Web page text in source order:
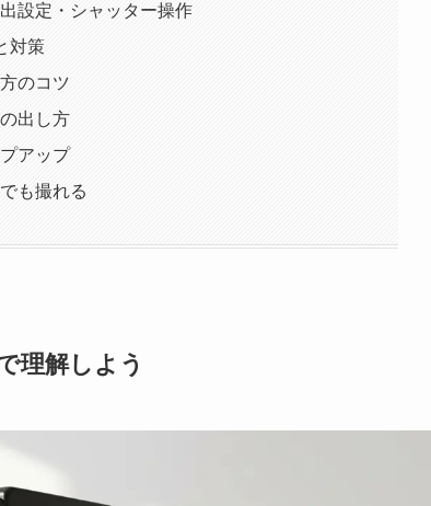
設定・シャッター操作
対策
のコツ
出し方
アップ
も撮れる
理解しよう